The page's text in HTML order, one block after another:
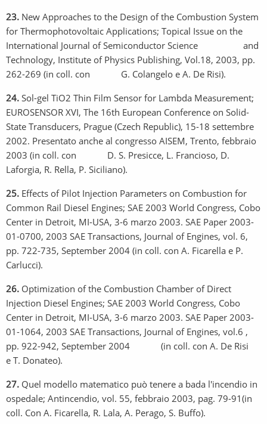
23. New Approaches to the Design of the Combustion System
for Thermophotovoltaic Applications; Topical Issue on the
International Journal of Semiconductor Science and
Technology, Institute of Physics Publishing, Vol.18, 2003, pp.
262-269 (in coll. con G. Colangelo e A. De Risi).
24. Sol-gel TiO2 Thin Film Sensor for Lambda Measurement;
EUROSENSOR XVI, The 16th European Conference on Solid-
State Transducers, Prague (Czech Republic), 15-18 settembre
2002. Presentato anche al congresso AISEM, Trento, febbraio
2003 (in coll. con D. S. Presicce, L. Francioso, D.
Laforgia, R. Rella, P. Siciliano).
25. Effects of Pilot Injection Parameters on Combustion for
Common Rail Diesel Engines; SAE 2003 World Congress, Cobo
Center in Detroit, MI-USA, 3-6 marzo 2003. SAE Paper 2003-
01-0700, 2003 SAE Transactions, Journal of Engines, vol. 6,
pp. 722-735, September 2004 (in coll. con A. Ficarella e P.
Carlucci).
26. Optimization of the Combustion Chamber of Direct
Injection Diesel Engines; SAE 2003 World Congress, Cobo
Center in Detroit, MI-USA, 3-6 marzo 2003. SAE Paper 2003-
01-1064, 2003 SAE Transactions, Journal of Engines, vol.6 ,
pp. 922-942, September 2004 (in coll. con A. De Risi
e T. Donateo).
27. Quel modello matematico può tenere a bada l'incendio in
ospedale; Antincendio, vol. 55, febbraio 2003, pag. 79-91(in
coll. Con A. Ficarella, R. Lala, A. Perago, S. Buffo).